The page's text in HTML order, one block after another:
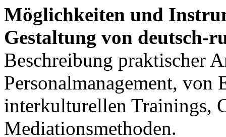
Möglichkeiten und
Gestaltung von deutsch-
Beschreibung praktischer
Personalmanagement, von
interkulturellen Trainings,
Mediationsmethoden.